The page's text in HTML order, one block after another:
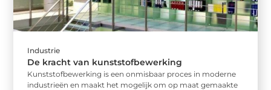
Industrie
De kracht van kunststofbewerking
Kunststofbewerking is een onmisbaar proces in moderne
industrieën en maakt het mogelijk om op maat gemaakte